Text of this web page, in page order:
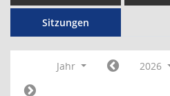
Sitzungen
Jahr 2026